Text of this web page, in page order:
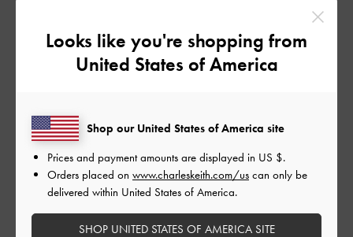
デザイン
とてもよかった
もっと見る
このレビューは役に立ちましたか？
Looks like you're shopping from
United States of America
Shop our United States of America site
Prices and payment amounts are displayed in US $.
Orders placed on www.charleskeith.com/us can only be
delivered within United States of America.
SHOP UNITED STATES OF AMERICA SITE